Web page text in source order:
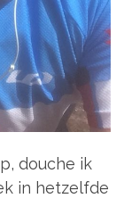
douche ik
in hetzelfde